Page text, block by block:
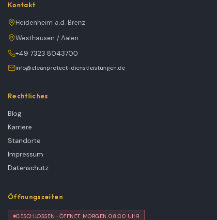
Kontakt
Heidenheim a.d. Brenz
Westhausen / Aalen
+49 7323 8043700
info@cleanprotect-dienstleistungen.de
Rechtliches
Blog
Karriere
Standorte
Impressum
Datenschutz
Öffnungszeiten
GESCHLOSSEN · ÖFFNET MORGEN 08:00 UHR